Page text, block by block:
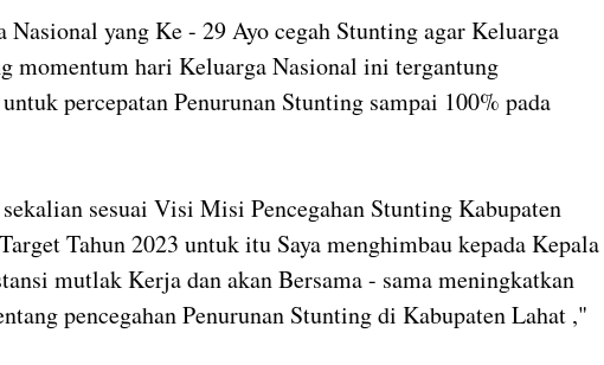
Nasional yang Ke - 29 Ayo cegah Stunting agar Keluarga
momentum hari Keluarga Nasional ini tergantung
percepatan Penurunan Stunting sampai 100% pada
sesuai Visi Misi Pencegahan Stunting Kabupaten
Tahun 2023 untuk itu Saya menghimbau kepada Kepala
mutlak Kerja dan akan Bersama - sama meningkatkan
pencegahan Penurunan Stunting di Kabupaten Lahat ,"